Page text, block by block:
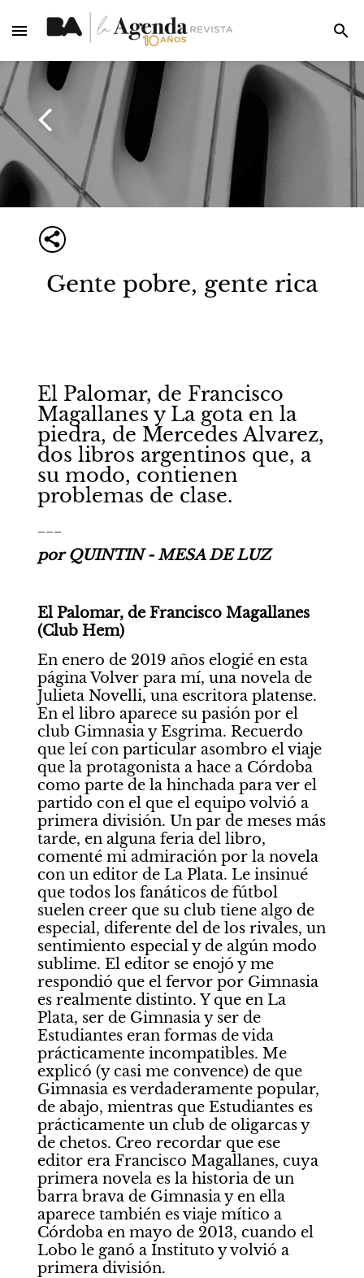
Gente pobre, gente rica
El Palomar, de Francisco
Magallanes y La gota en la
piedra, de Mercedes Alvarez,
dos libros argentinos que, a
su modo, contienen
problemas de clase.
por QUINTIN - MESA DE LUZ
El Palomar, de Francisco Magallanes
(Club Hem)
En enero de 2019 años elogié en esta
página Volver para mí, una novela de
Julieta Novelli, una escritora platense.
En el libro aparece su pasión por el
club Gimnasia y Esgrima. Recuerdo
que leí con particular asombro el viaje
que la protagonista a hace a Córdoba
como parte de la hinchada para ver el
partido con el que el equipo volvió a
primera división. Un par de meses más
tarde, en alguna feria del libro,
comenté mi admiración por la novela
con un editor de La Plata. Le insinué
que todos los fanáticos de fútbol
suelen creer que su club tiene algo de
especial, diferente del de los rivales, un
sentimiento especial y de algún modo
sublime. El editor se enojó y me
respondió que el fervor por Gimnasia
es realmente distinto. Y que en La
Plata, ser de Gimnasia y ser de
Estudiantes eran formas de vida
prácticamente incompatibles. Me
explicó (y casi me convence) de que
Gimnasia es verdaderamente popular,
de abajo, mientras que Estudiantes es
prácticamente un club de oligarcas y
de chetos. Creo recordar que ese
editor era Francisco Magallanes, cuya
primera novela es la historia de un
barra brava de Gimnasia y en ella
aparece también es viaje mítico a
Córdoba en mayo de 2013, cuando el
Lobo le ganó a Instituto y volvió a
primera división.